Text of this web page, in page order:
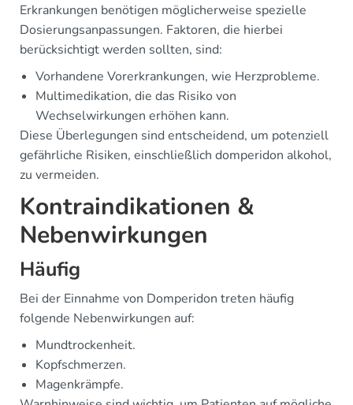
Erkrankungen benötigen möglicherweise spezielle
Dosierungsanpassungen. Faktoren, die hierbei
berücksichtigt werden sollten, sind:
Vorhandene Vorerkrankungen, wie Herzprobleme.
Multimedikation, die das Risiko von
Wechselwirkungen erhöhen kann.
Diese Überlegungen sind entscheidend, um potenziell
gefährliche Risiken, einschließlich domperidon alkohol,
zu vermeiden.
Kontraindikationen &
Nebenwirkungen
Häufig
Bei der Einnahme von Domperidon treten häufig
folgende Nebenwirkungen auf:
Mundtrockenheit.
Kopfschmerzen.
Magenkrämpfe.